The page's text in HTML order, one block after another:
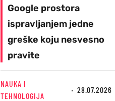
Google prostora
ispravljanjem jedne
greške koju nesvesno
pravite
NAUKA I
TEHNOLOGIJA
28.07.2026